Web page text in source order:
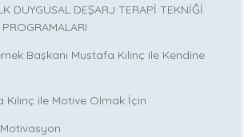
DUYGUSAL DEŞARJ TERAPİ TEKNİĞİ
Başkanı Mustafa Kılınç ile Kendine
ile Motive Olmak İçin
Motivasyon